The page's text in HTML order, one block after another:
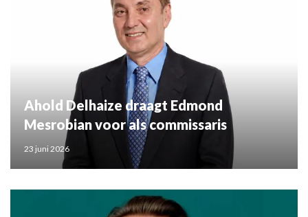
Ahold Delhaize draagt Edmond
Mesrobian voor als commissaris
23 juni 2026